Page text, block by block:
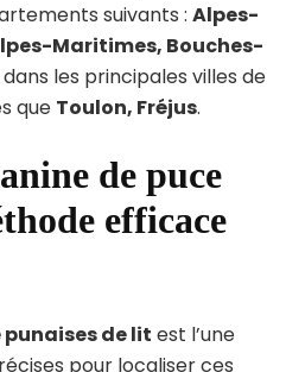
suivants : Alpes-
Maritimes, Bouches-
les principales villes de
que Toulon, Fréjus.
de puce
efficace
de lit est l’une
pour localiser ces